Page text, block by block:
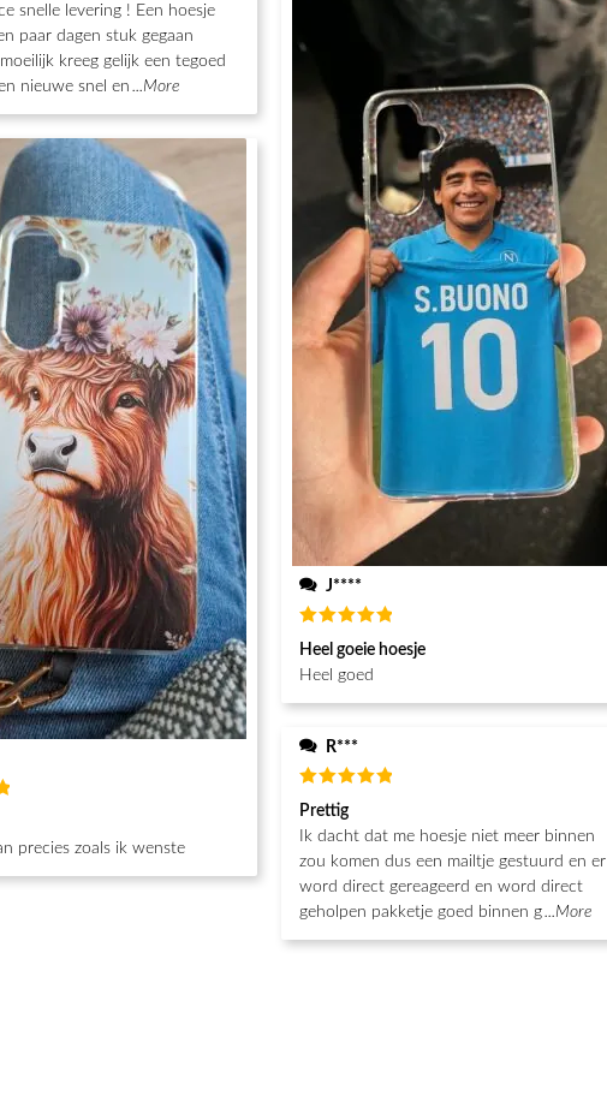
snelle levering ! Een hoesje
paar dagen stuk gegaan
kreeg gelijk een tegoed
nieuwe snel en ...More
precies zoals ik wenste
J****
Waardering
5uit 5
Heel goeie hoesje
Heel goed
R***
Waardering
5 uit 5
Prettig
Ik dacht dat me hoesje niet meer binnen
zou komen dus een mailtje gestuurd en er
word direct gereageerd en word direct
geholpen pakketje goed binnen g...More